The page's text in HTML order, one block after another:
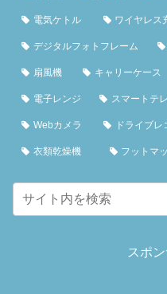
電気ケトル ワイヤレス
デジタルフォトフレーム
扇風機 キャリーケース
電子レンジ スマートテ
Webカメラ ドライブレ
衣類乾燥機 フットマ
スポ